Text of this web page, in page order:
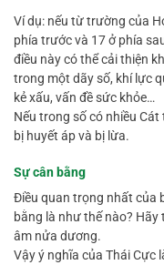
Ví dụ: nếu từ trường của
phía trước và 17 ở phía
điều này có thể cải thiện
trong một dãy số, khí lực
kẻ xấu, vấn đề sức khỏe…
Nếu trong số có nhiều
bị huyết áp và bị lừa.
Sự cân bằng
Điều quan trọng nhất của
bằng là như thế nào?
âm nửa dương.
Vậy ý nghĩa của Thái Cực